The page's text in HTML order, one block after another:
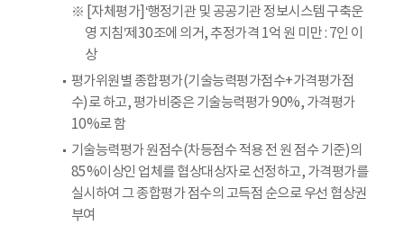
※ [자체평가]‘행정기관 및 공공기관 정보시스템 구축운
영 지침’제30조에 의거, 추정가격 1억 원 미만 : 7인 이
상
평가위원별 종합평가(기술능력평가점수+가격평가점
수)로 하고, 평가비중은 기술능력평가 90%, 가격평가
10%로 함
기술능력평가 원점수(차등점수 적용 전 원 점수 기준)의
85%이상인 업체를 협상대상자로 선정하고, 가격평가를
실시하여 그 종합평가 점수의 고득점 순으로 우선 협상권
부여